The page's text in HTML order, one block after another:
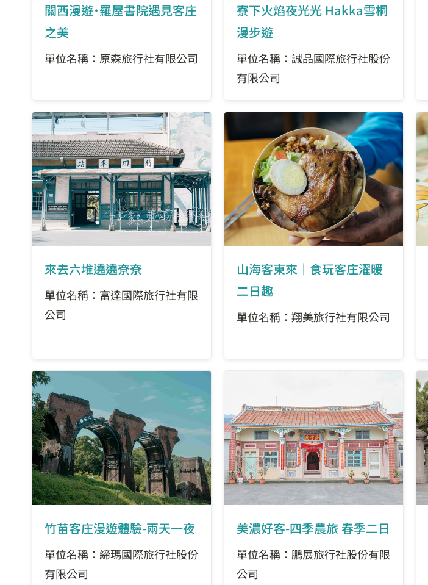
關西漫遊˙羅屋書院遇見客庄
之美
單位名稱：原森旅行社有限公司
寮下火焰夜光光 Hakka雪桐
漫步遊
單位名稱：誠品國際旅行社股份
有限公司
來去六堆遶遶尞尞
單位名稱：富達國際旅行社有限
公司
山海客東來｜食玩客庄濯暖
二日趣
單位名稱：翔美旅行社有限公司
竹苗客庄漫遊體驗-兩天一夜
單位名稱：締瑪國際旅行社股份
有限公司
美濃好客-四季農旅 春季二日
單位名稱：鵬展旅行社股份有限
公司